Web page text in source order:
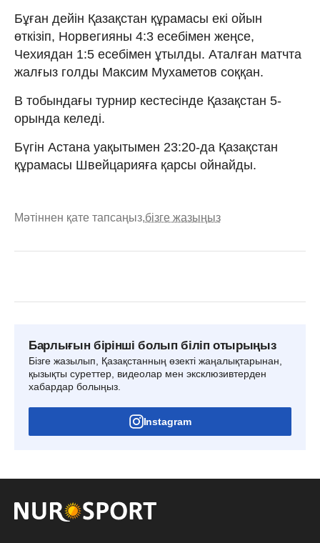
Бұған дейін Қазақстан құрамасы екі ойын
өткізіп, Норвегияны 4:3 есебімен жеңсе,
Чехиядан 1:5 есебімен ұтылды. Аталған матчта
жалғыз голды Максим Мухаметов соққан.
В тобындағы турнир кестесінде Қазақстан 5-
орында келеді.
Бүгін Астана уақытымен 23:20-да Қазақстан
құрамасы Швейцарияға қарсы ойнайды.
Мәтіннен қате тапсаңыз,бізге жазыңыз
Барлығын бірінші болып біліп отырыңыз
Бізге жазылып, Қазақстанның өзекті жаңалықтарынан,
қызықты суреттер, видеолар мен эксклюзивтерден
хабардар болыңыз.
Instagram